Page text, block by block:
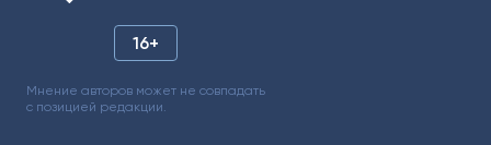
16+
Мнение авторов может не совпадать
с позицией редакции.